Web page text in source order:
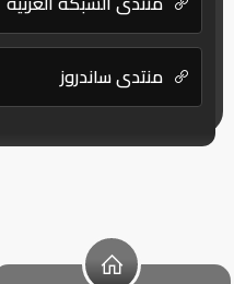
منتدى ساندروز